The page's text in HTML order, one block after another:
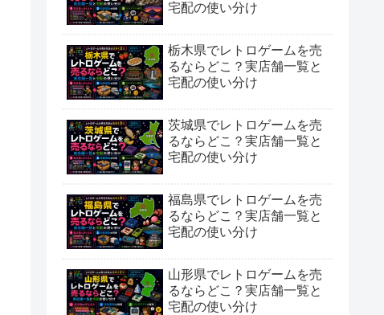
宅配の使い分け
栃木県でレトロゲームを売
るならどこ？実店舗一覧と
宅配の使い分け
茨城県でレトロゲームを売
るならどこ？実店舗一覧と
宅配の使い分け
福島県でレトロゲームを売
るならどこ？実店舗一覧と
宅配の使い分け
山形県でレトロゲームを売
るならどこ？実店舗一覧と
宅配の使い分け